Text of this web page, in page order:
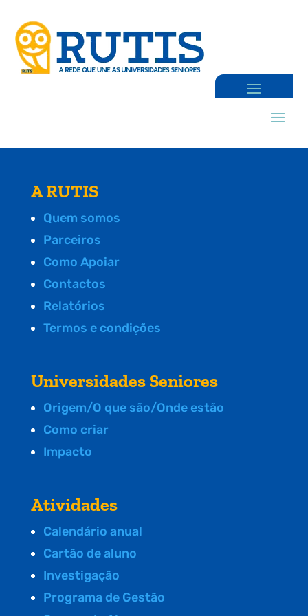
A RUTIS
Quem somos
Parceiros
Como Apoiar
Contactos
Relatórios
Termos e condições
Universidades Seniores
Origem/O que são/Onde estão
Como criar
Impacto
Atividades
Calendário anual
Cartão de aluno
Investigação
Programa de Gestão